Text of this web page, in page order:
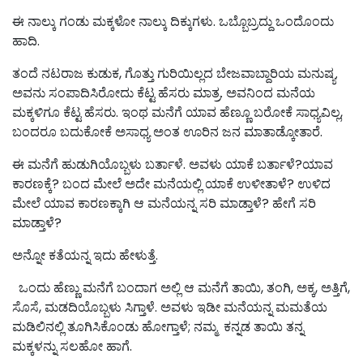
ಈ ನಾಲ್ಕು ಗಂಡು ಮಕ್ಕಳೋ ನಾಲ್ಕು ದಿಕ್ಕುಗಳು. ಒಬ್ಬೊಬ್ರದ್ದು ಒಂದೊಂದು
ಹಾದಿ.
ತಂದೆ ನಟರಾಜ ಕುಡುಕ, ಗೊತ್ತು ಗುರಿಯಿಲ್ಲದ ಬೇಜವಾಬ್ದಾರಿಯ ಮನುಷ್ಯ.
ಅವನು ಸಂಪಾದಿಸಿರೋದು ಕೆಟ್ಟ ಹೆಸರು ಮಾತ್ರ. ಅವನಿಂದ ಮನೆಯ
ಮಕ್ಕಳಿಗೂ ಕೆಟ್ಟ ಹೆಸರು. ಇಂಥ ಮನೆಗೆ ಯಾವ ಹೆಣ್ಣೂ ಬರೋಕೆ ಸಾಧ್ಯವಿಲ್ಲ,
ಬಂದರೂ ಬದುಕೋಕೆ ಅಸಾಧ್ಯ ಅಂತ ಊರಿನ ಜನ ಮಾತಾಡ್ಕೋತಾರೆ.
ಈ ಮನೆಗೆ ಹುಡುಗಿಯೊಬ್ಬಳು ಬರ್ತಾಳೆ. ಅವಳು ಯಾಕೆ ಬರ್ತಾಳೆ?ಯಾವ
ಕಾರಣಕ್ಕೆ? ಬಂದ ಮೇಲೆ ಅದೇ ಮನೆಯಲ್ಲಿ ಯಾಕೆ ಉಳೀತಾಳೆ? ಉಳಿದ
ಮೇಲೆ ಯಾವ ಕಾರಣಕ್ಕಾಗಿ ಆ ಮನೆಯನ್ನ ಸರಿ ಮಾಡ್ತಾಳೆ? ಹೇಗೆ ಸರಿ
ಮಾಡ್ತಾಳೆ?
ಅನ್ನೋ ಕತೆಯನ್ನ ಇದು ಹೇಳುತ್ತೆ.
ಒಂದು ಹೆಣ್ಣು ಮನೆಗೆ ಬಂದಾಗ ಅಲ್ಲಿ ಆ ಮನೆಗೆ ತಾಯಿ, ತಂಗಿ, ಅಕ್ಕ, ಅತ್ತಿಗೆ,
ಸೊಸೆ, ಮಡದಿಯೊಬ್ಬಳು ಸಿಗ್ತಾಳೆ. ಅವಳು ಇಡೀ ಮನೆಯನ್ನ ಮಮತೆಯ
ಮಡಿಲಿನಲ್ಲಿ ತೂಗಿಸಿಕೊಂಡು ಹೋಗ್ತಾಳೆ; ನಮ್ಮ ಕನ್ನಡ ತಾಯಿ ತನ್ನ
ಮಕ್ಕಳನ್ನು ಸಲಹೋ ಹಾಗೆ.